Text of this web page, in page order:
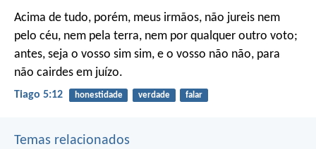
Acima de tudo, porém, meus irmãos, não jureis nem
pelo céu, nem pela terra, nem por qualquer outro voto;
antes, seja o vosso sim sim, e o vosso não não, para
não cairdes em juízo.
Tiago 5:12 honestidade verdade falar
Temas relacionados